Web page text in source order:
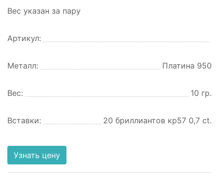
Вес указан за пару
Артикул:
Металл: Платина 950
Вес: 10 гр.
Вставки: 20 бриллиантов кр57 0,7 ct.
Узнать цену